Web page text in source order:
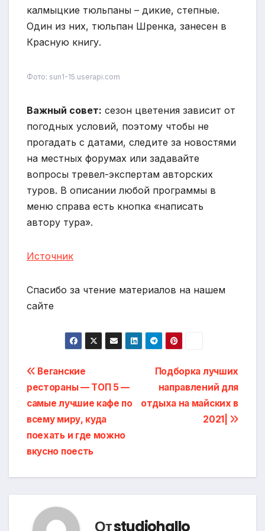
калмыцкие тюльпаны – дикие, степные.
Один из них, тюльпан Шренка, занесен в
Красную книгу.
Фото: sun1-15.userapi.com
Важный совет: сезон цветения зависит от
погодных условий, поэтому чтобы не
прогадать с датами, следите за новостями
на местных форумах или задавайте
вопросы тревел-экспертам авторских
туров. В описании любой программы в
меню справа есть кнопка «написать
автору тура».
Источник
Спасибо за чтение материалов на нашем
сайте
Навигация
по
записям
Подборка лучших
направлений для
отдыха на майских в
2021|
Веганские
рестораны — ТОП 5 —
самые лучшие кафе по
всему миру, куда
поехать и где можно
вкусно поесть
Отstudiohallo_